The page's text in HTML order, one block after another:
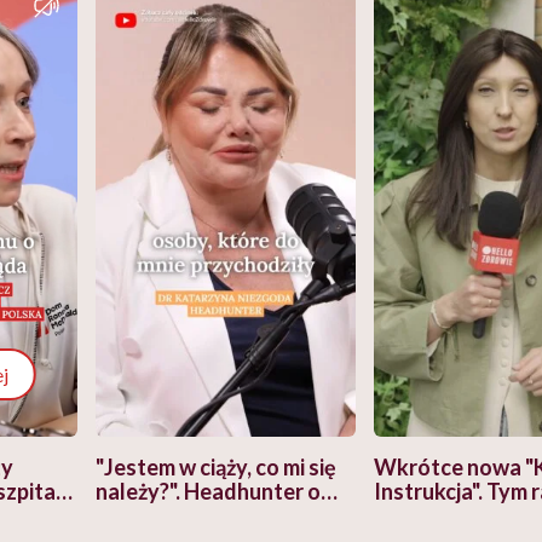
"Jestem w ciąży, co mi się
należy?". Headhunter o
Wkrótce nowa
Instrukcja". Tym